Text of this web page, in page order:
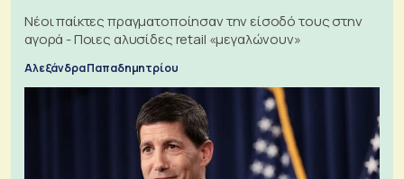
Νέοι παίκτες πραγματοποίησαν την είσοδό τους στην
αγορά - Ποιες αλυσίδες retail «μεγαλώνουν»
Αλεξάνδρα Παπαδημητρίου